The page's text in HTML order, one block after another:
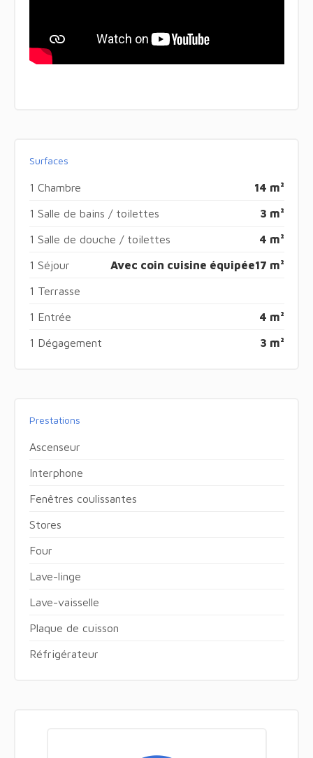
Surfaces
1 Chambre 14 m²
1 Salle de bains / toilettes 3 m²
1 Salle de douche / toilettes 4 m²
1 Séjour 17 m²
Avec coin cuisine équipée
1 Terrasse
1 Entrée 4 m²
1 Dégagement 3 m²
Prestations
Ascenseur
Interphone
Fenêtres coulissantes
Stores
Four
Lave-linge
Lave-vaisselle
Plaque de cuisson
Réfrigérateur